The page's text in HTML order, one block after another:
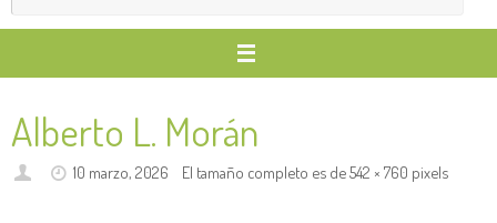
Alberto L. Morán
10 marzo, 2026 El tamaño completo es de542 × 760 pixels